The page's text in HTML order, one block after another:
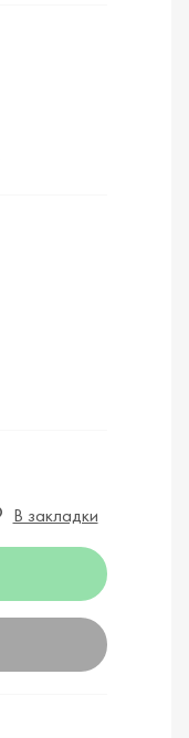
В закладки